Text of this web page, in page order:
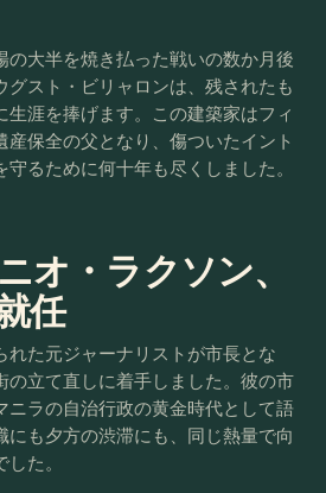
の大半を焼き払った戦いの数か月後
グスト・ビリャロンは、残されたも
生涯を捧げます。この建築家はフィ
産保全の父となり、傷ついたイント
守るために何十年も尽くしました。
オ・ラクソン、
任
れた元ジャーナリストが市長とな
の立て直しに着手しました。彼の市
ニラの自治行政の黄金時代として語
にも夕方の渋滞にも、同じ熱量で向
た。